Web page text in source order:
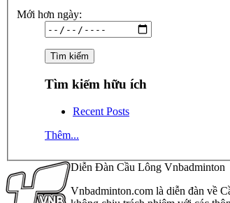
Mới hơn ngày:
Tìm kiếm hữu ích
Recent Posts
Thêm...
Diễn Đàn Cầu Lông Vnbadminton
Vnbadminton.com là diễn đàn về